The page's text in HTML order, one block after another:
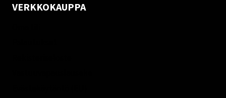
VERKKOKAUPPA